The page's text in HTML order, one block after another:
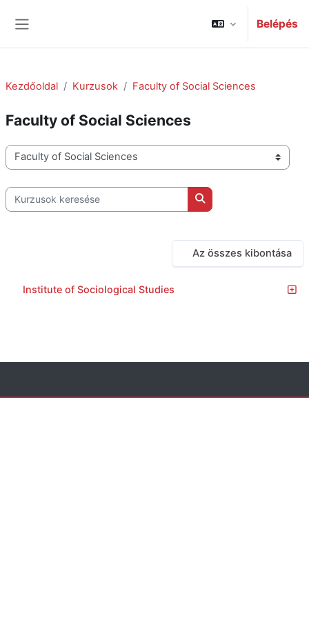
Belépés
Kezdőoldal Kurzusok Faculty of Social Sciences
Faculty of Social Sciences
Kurzuskategóriák
Kurzusok keresése
Kurzusok keresése
Az összes kibontása
Institute of Sociological Studies